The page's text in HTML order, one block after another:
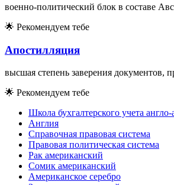
военно-политический блок в составе
🌟 Рекомендуем тебе
Апостилляция
высшая степень заверения документов,
🌟 Рекомендуем тебе
Школа бухгалтерского учета
Англия
Справочная правовая система
Правовая политическая система
Рак американский
Сомик американский
Американское серебро